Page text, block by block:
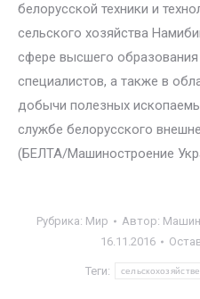
белорусской техники и
сельского хозяйства
сфере высшего образования
специалистов, а также в
добычи полезных
службе белорусского
(БЕЛТА/Машиностроение
Рубрика: Мир Автор:
16.11.2016
Теги: